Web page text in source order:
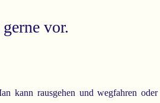
vor.
kann rausgehen und wegfahren oder